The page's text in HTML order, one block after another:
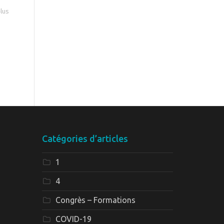
Catégories d’articles
1
4
Congrès – Formations
COVID-19